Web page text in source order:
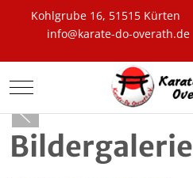
Kohlgrube 16, 51515 Kürten
info@karate-do-overath.de
Mobile Menu Toggle
Bildergalerie